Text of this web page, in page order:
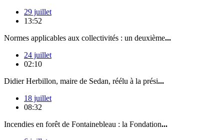
29 juillet
13:52
Normes applicables aux collectivités : un deuxième...
24 juillet
02:10
Didier Herbillon, maire de Sedan, réélu à la prési...
18 juillet
08:32
Incendies en forêt de Fontainebleau : la Fondation...